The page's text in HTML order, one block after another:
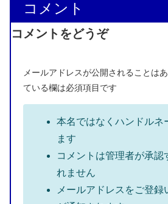
コメント
コメントをどうぞ
メールアドレスが公開されることはあ
ている欄は必須項目です
本名ではなくハンドルネ
ます
コメントは管理者が承認
れません
メールアドレスをご登録